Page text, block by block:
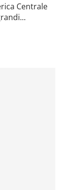
Centrale